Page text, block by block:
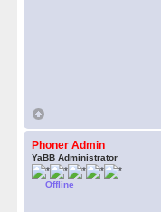
Phoner Admin
YaBB Administrator
Offline